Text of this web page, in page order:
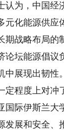
为，中国经济
元化能源供应
期战略布局的
坛能源倡议负
中展现出韧性
定程度上对冲
际伊斯兰大学
发展和安全、